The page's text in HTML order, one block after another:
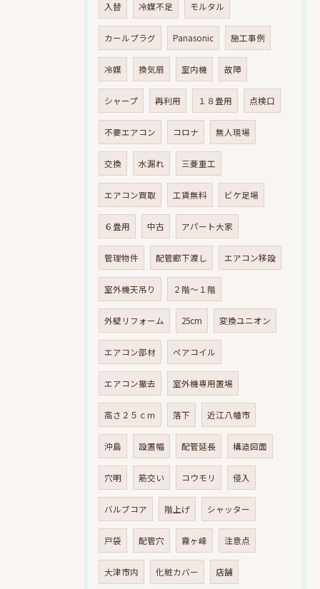
入替 冷媒不足 モルタル
カールプラグ Panasonic 施工事例
冷媒 換気扇 室内機 故障
シャープ 再利用 １８畳用 点検口
不要エアコン コロナ 無人現場
交換 水漏れ 三菱重工
エアコン買取 工賃無料 ビケ足場
６畳用 中古 アパート大家
管理物件 配管廊下渡し エアコン移設
室外機天吊り ２階～１階
外壁リフォーム 25cm 変換ユニオン
エアコン部材 ペアコイル
エアコン撤去 室外機専用置場
高さ２５ｃｍ 落下 近江八幡市
沖島 設置幅 配管延長 構造図面
穴明 筋交い コウモリ 侵入
バルブコア 階上げ シャッター
戸袋 配管穴 霧ヶ峰 注意点
大津市内 化粧カバー 店舗